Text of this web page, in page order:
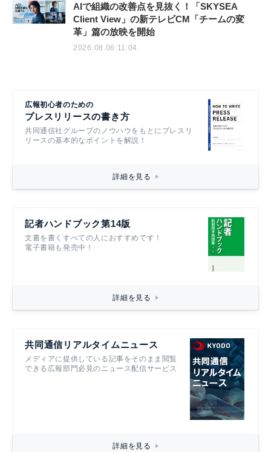
AIで組織の改善点を見抜く！「SKYSEA
Client View」の新テレビCM「チームの変
革」篇の放映を開始
2026.08.06 11:04
広報初心者のための
プレスリリースの書き方
共同通信社グループのノウハウをもとにプレスリ
リースの基本的なポイントを解説！
詳細を見る
記者ハンドブック第14版
文書を書くすべての人におすすめです！
電子書籍も発売中！
詳細を見る
共同通信リアルタイムニュース
メディアに提供している記事をそのまま閲覧
できる広報部門必見のニュース配信サービス
詳細を見る